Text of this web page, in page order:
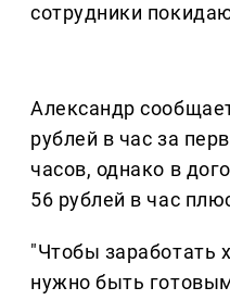
сотрудники
Александр
рублей в час за
часов, однако в
56 рублей в час
"Чтобы заработать
нужно быть